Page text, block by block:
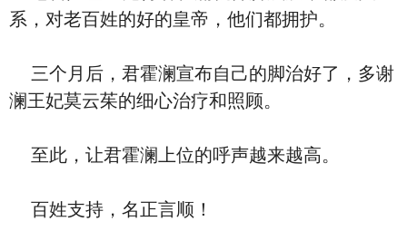
系，对老百姓的好的皇帝，他们都拥护。
三个月后，君霍澜宣布自己的脚治好了，多谢
澜王妃莫云茱的细心治疗和照顾。
至此，让君霍澜上位的呼声越来越高。
百姓支持，名正言顺！